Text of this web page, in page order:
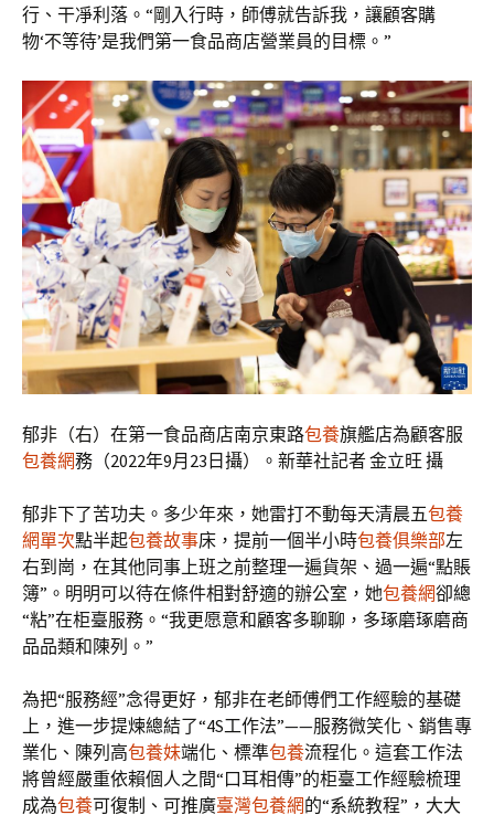
行、干凈利落。“剛入行時，師傅就告訴我，讓顧客購
物‘不等待’是我們第一食品商店營業員的目標。”
郁非（右）在第一食品商店南京東路包養旗艦店為顧客服
包養網務（2022年9月23日攝）。新華社記者 金立旺 攝
郁非下了苦功夫。多少年來，她雷打不動每天清晨五包養
網單次點半起包養故事床，提前一個半小時包養俱樂部左
右到崗，在其他同事上班之前整理一遍貨架、過一遍“點賬
簿”。明明可以待在條件相對舒適的辦公室，她包養網卻總
“粘”在柜臺服務。“我更愿意和顧客多聊聊，多琢磨琢磨商
品品類和陳列。”
為把“服務經”念得更好，郁非在老師傅們工作經驗的基礎
上，進一步提煉總結了“4S工作法”——服務微笑化、銷售專
業化、陳列高包養妹端化、標準包養流程化。這套工作法
將曾經嚴重依賴個人之間“口耳相傳”的柜臺工作經驗梳理
成為包養可復制、可推廣臺灣包養網的“系統教程”，大大